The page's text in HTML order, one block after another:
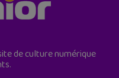
de culture numérique